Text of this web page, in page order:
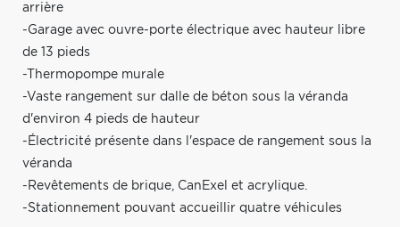
arrière
-Garage avec ouvre-porte électrique avec hauteur libre
de 13 pieds
-Thermopompe murale
-Vaste rangement sur dalle de béton sous la véranda
d'environ 4 pieds de hauteur
-Électricité présente dans l'espace de rangement sous la
véranda
-Revêtements de brique, CanExel et acrylique.
-Stationnement pouvant accueillir quatre véhicules